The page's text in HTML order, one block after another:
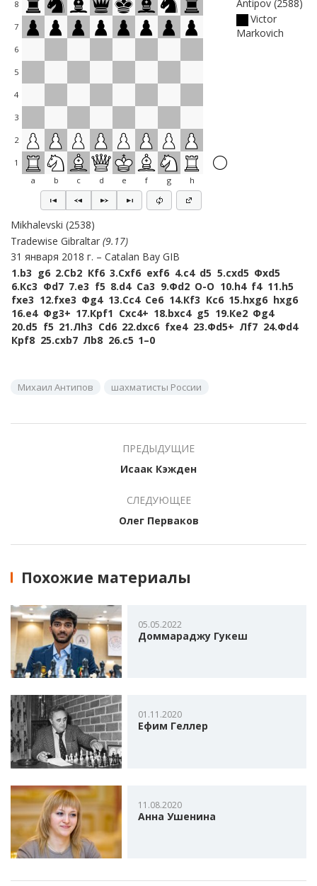
8
7
6
5
4
3
2
1
a
b c d e f g h
Antipov 2588
Victor
Markovich
Mikhalevski 2538
Tradewise Gibraltar 9.17
31 января 2018 г.
Catalan Bay GIB
1.b3 g6 2.Сb2 Кf6 3.Сxf6 exf6 4.c4 d5 5.cxd5 Фxd5
6.Кc3 Фd7 7.e3 f5 8.d4 Сa3 9.Фd2 O-O 10.h4 f4 11.h5
fxe3 12.fxe3 Фg4 13.Сc4 Сe6 14.Кf3 Кc6 15.hxg6 hxg6
16.e4 Фg3+ 17.Крf1 Сxc4+ 18.bxc4 g5 19.Кe2 Фg4
20.d5 f5 21.Лh3 Сd6 22.dxc6 fxe4 23.Фd5+ Лf7 24.Фd4
Крf8 25.cxb7 Лb8 26.c5 1–0
Михаил Антипов шахматисты России
ПРЕДЫДУЩИЕ
Исаак Кэжден
СЛЕДУЮЩЕЕ
Олег Перваков
Похожие материалы
05.05.2022
Доммараджу Гукеш
01.11.2020
Ефим Геллер
11.08.2020
Анна Ушенина